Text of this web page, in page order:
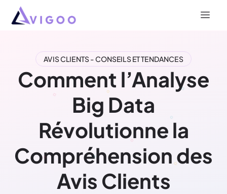
AVIS CLIENTS - CONSEILS ET TENDANCES
Comment l’Analyse
Big Data
Révolutionne la
Compréhension des
Avis Clients